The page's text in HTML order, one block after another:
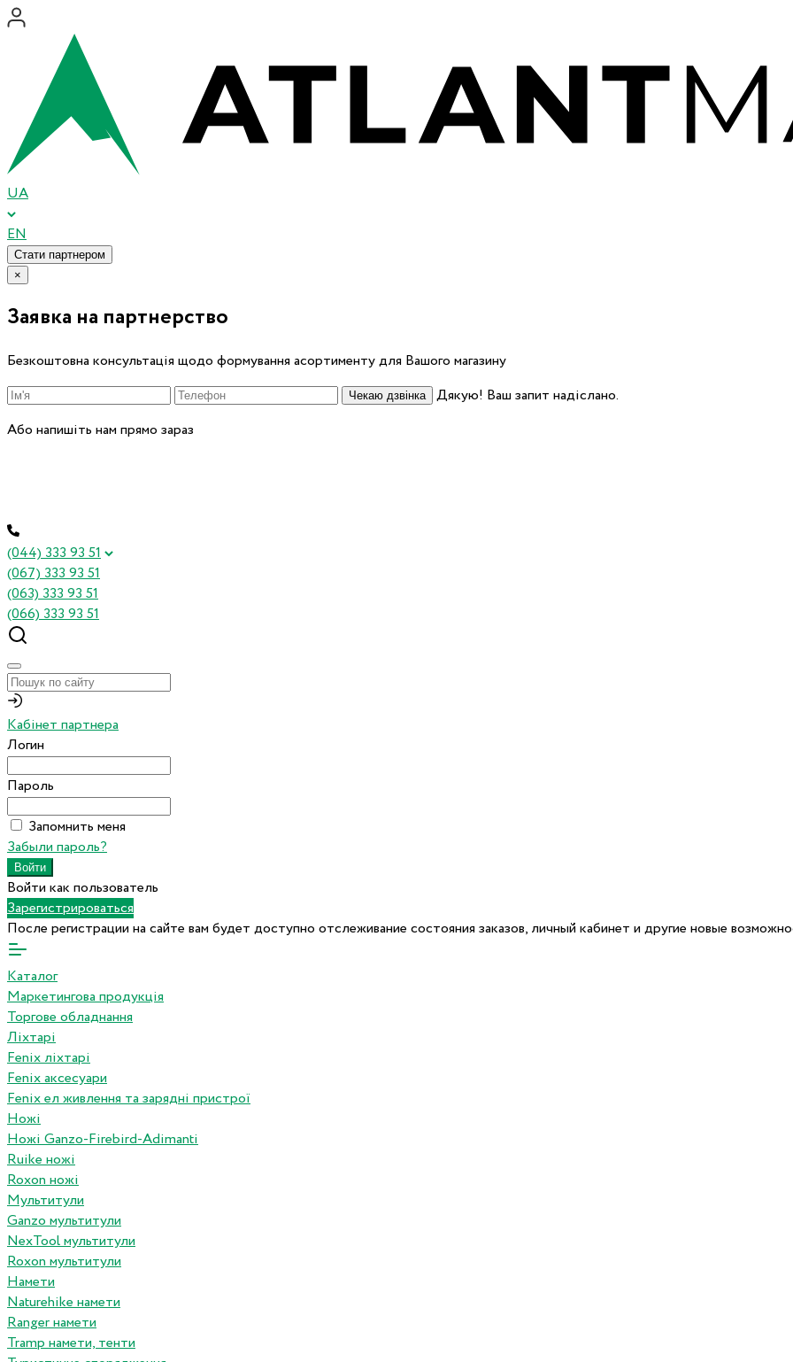
UA
EN
Стати партнером
×
Заявка на партнерство
Безкоштовна консультація щодо формування асортименту для Вашого магазину
Чекаю дзвінка
Дякую! Ваш запит надіслано.
Або напишіть нам прямо зараз
(044) 333 93 51
(067) 333 93 51
(063) 333 93 51
(066) 333 93 51
Кабінет партнера
Логин
Пароль
Запомнить меня
Забыли пароль?
Войти как пользователь
Зарегистрироваться
После регистрации на сайте вам будет доступно отслеживание состояния заказов, личный кабинет и другие новые
Каталог
Маркетингова продукція
Торгове обладнання
Ліхтарі
Fenix ліхтарі
Fenix аксесуари
Fenix ел живлення та зарядні пристрої
Ножі
Ножі Ganzo-Firebird-Adimanti
Ruike ножі
Roxon ножi
Мультитули
Ganzo мультитули
NexTool мультитули
Roxon мультитули
Намети
Naturehike намети
Ranger намети
Tramp намети, тенти